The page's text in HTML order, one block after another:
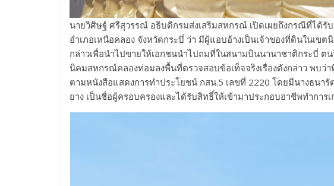
นายวิศิษฐ์ ศรีสุวรรณ์ อธิบดีกรมส่งเสริมสหกรณ์ เปิดเผยถึงกรณีที่ได้รั
อำเภอเหนือคลอง จังหวัดกระบี่ ว่า มีผู้แอบอ้างเป็นเจ้าของที่ดินในเ
กล่าวเพื่อนำไปขายให้เอกชนนำไปถมที่ในสนามบินนานาชาติกระบี่ ต
นิคมสหกรณ์คลองท่อมลงพื้นที่ตรวจสอบข้อเท็จจริงเรื่องดังกล่าว พบ
ตามหนังสือแสดงการทำประโยชน์ กสน.5 เลขที่ 2220 โดยมีนางธน
ยาง เป็นชื่อผู้ครอบครองและได้รับสิทธิ์ให้เข้ามาประกอบอาชีพทำกา